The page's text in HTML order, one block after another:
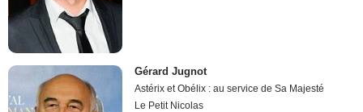
Gérard Jugnot
Astérix et Obélix : au service de Sa Majesté
Le Petit Nicolas